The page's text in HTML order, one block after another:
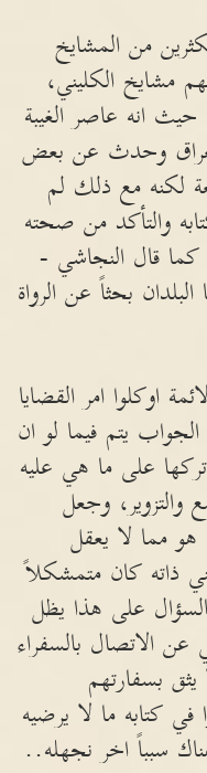
من المشايخ
مشايخ الكليني،
انه عاصر الغيبة
وحدث عن بعض
لكنه مع ذلك لم
والتأكد من صحته
كما قال النجاشي -
بحثاً عن الرواة
اوكلوا امر القضايا
الجواب يتم فيما لو ان
على ما هي عليه
والتزوير، وجعل
هو مما لا يعقل
ذاته كان متمشكلاً
على هذا يظل
الاتصال بالسفراء
بسفارتهم
كتابه ما لا يرضيه
سبباً اخر نجهله..